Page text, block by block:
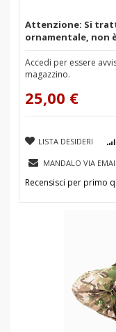
Attenzione: Si
ornamentale, non
Accedi per essere
magazzino.
25,00 €
LISTA DESIDERI
MANDALO VIA
Recensisci per primo